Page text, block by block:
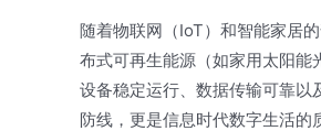
随着物联网（IoT）和智能家居
布式可再生能源（如家用太阳
设备稳定运行、数据传输可靠以
防线，更是信息时代数字生活的